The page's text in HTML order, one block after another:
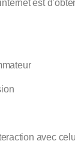
est
avec